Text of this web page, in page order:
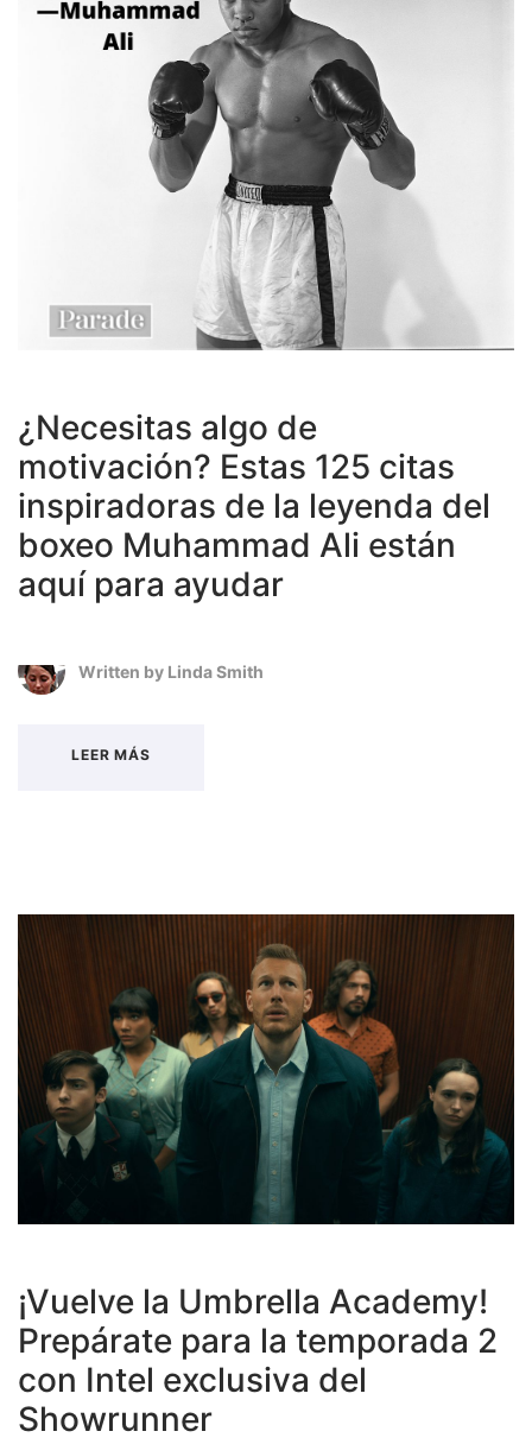
¿Necesitas algo de
motivación? Estas 125 citas
inspiradoras de la leyenda del
boxeo Muhammad Ali están
aquí para ayudar
Written by Linda Smith
LEER MÁS
¡Vuelve la Umbrella Academy!
Prepárate para la temporada 2
con Intel exclusiva del
Showrunner